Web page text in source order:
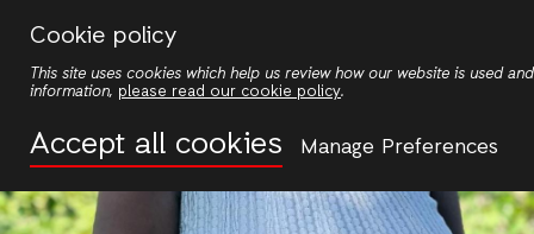
Cookie policy
This site uses cookies which help us review how our website is used
information, please read our cookie policy.
Accept all cookies Manage Preferences
main
content